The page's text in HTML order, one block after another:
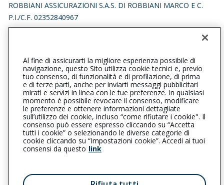
ROBBIANI ASSICURAZIONI S.A.S. DI ROBBIANI MARCO E C.
P.I./C.F. 02352840967
VIA INDIPENDENZA 172, 20821 MEDA (MB)
029691256 0296798322
solaro@cattolica.it
robbiani@pec-legal.it
L’intermediario è soggetto al controllo dell’IVASS. Consulta il
Registro RUI al seguentelink
Privacy | Cookie | Il Gruppo Generali
Al fine di assicurarti la migliore esperienza possibile di
navigazione, questo Sito utilizza cookie tecnici e, previo
tuo consenso, di funzionalità e di profilazione, di prima
e di terze parti, anche per inviarti messaggi pubblicitari
mirati e servizi in linea con le tue preferenze. In qualsiasi
momento è possibile revocare il consenso, modificare
le preferenze e ottenere informazioni dettagliate
sull’utilizzo dei cookie, incluso “come rifiutare i cookie". Il
consenso può essere espresso cliccando su “Accetta
tutti i cookie” o selezionando le diverse categorie di
cookie cliccando su “Impostazioni cookie”. Accedi ai tuoi
consensi da questo link